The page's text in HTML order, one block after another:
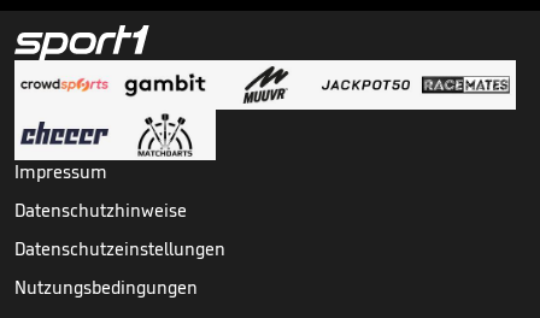
Impressum
Datenschutzhinweise
Datenschutzeinstellungen
Nutzungsbedingungen